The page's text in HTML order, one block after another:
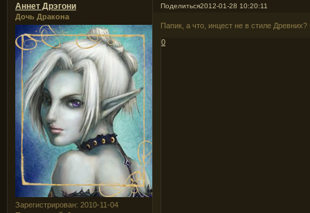
Поделиться2012-01-28 10:20:11
Аннет Дрэгони
Дочь Дракона
Зарегистрирован: 2010-11-04
Папик, а что, инцест не в стиле Древних?
0